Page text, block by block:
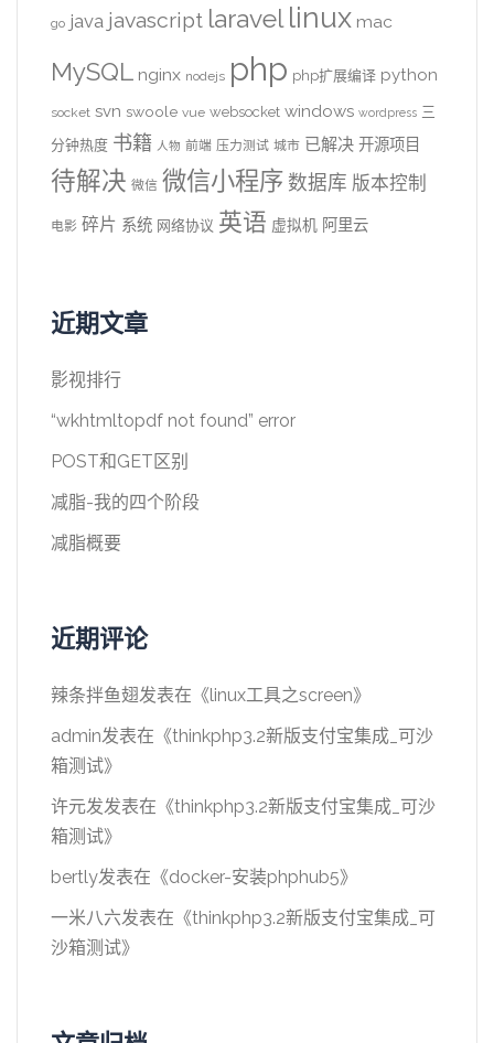
go java javascript laravel linux mac
MySQL nginx nodejs php php扩展编译 python
socket svn swoole vue websocket windows wordpress 三
分钟热度 书籍 人物 前端 压力测试 城市 已解决 开源项目
待解决 微信 微信小程序 数据库 版本控制
电影 碎片 系统 网络协议 英语 虚拟机 阿里云
近期文章
影视排行
“wkhtmltopdf not found” error
POST和GET区别
减脂-我的四个阶段
减脂概要
近期评论
辣条拌鱼翅发表在《linux工具之screen》
admin发表在《thinkphp3.2新版支付宝集成_可沙
箱测试》
许元发发表在《thinkphp3.2新版支付宝集成_可沙
箱测试》
bertly发表在《docker-安装phphub5》
一米八六发表在《thinkphp3.2新版支付宝集成_可
沙箱测试》